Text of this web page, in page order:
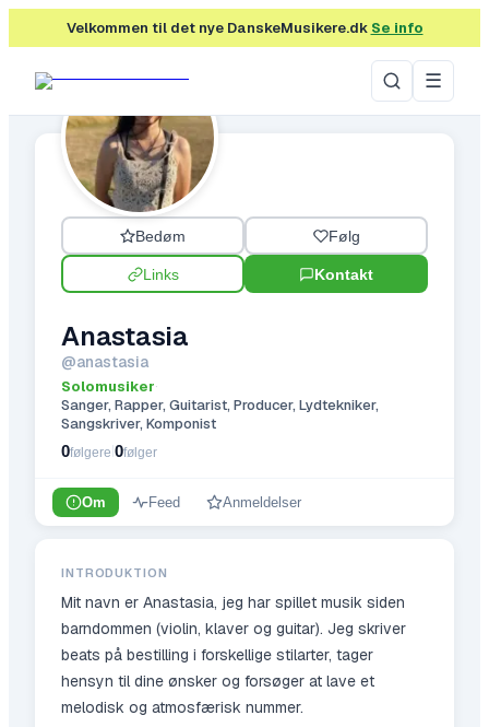
Velkommen til det nye DanskeMusikere.dk Se info
☰
Bedøm Følg
Links Kontakt
Anastasia
@anastasia
Solomusiker·
Sanger, Rapper, Guitarist, Producer, Lydtekniker,
Sangskriver, Komponist
0følgere 0følger
Om Feed Anmeldelser
INTRODUKTION
Mit navn er Anastasia, jeg har spillet musik siden
barndommen (violin, klaver og guitar). Jeg skriver
beats på bestilling i forskellige stilarter, tager
hensyn til dine ønsker og forsøger at lave et
melodisk og atmosfærisk nummer.